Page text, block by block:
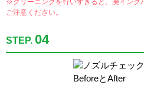
ご注意ください。
STEP. 04